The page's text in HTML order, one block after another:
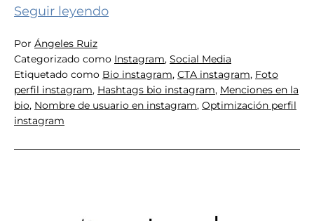
Seguir leyendoCómo
perfil
de
Instagram
5
Por Ángeles Ruiz
Categorizado como Instagram, Social Media
Etiquetado como Bio instagram, CTA instagram, Foto
perfil instagram, Hashtags bio instagram, Menciones en la
bio, Nombre de usuario en instagram, Optimización perfil
instagram